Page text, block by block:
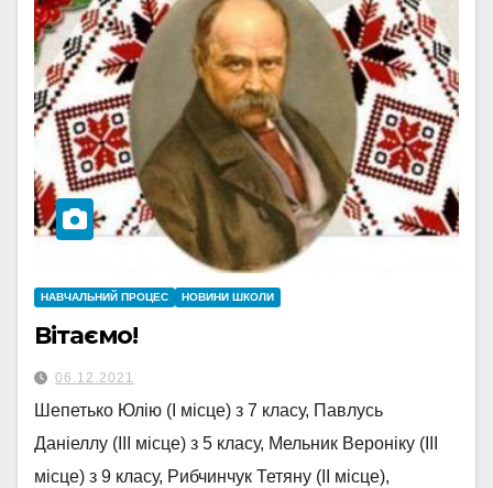
НАВЧАЛЬНИЙ ПРОЦЕС НОВИНИ ШКОЛИ
Вітаємо!
06.12.2021
Шепетько Юлію (І місце) з 7 класу, Павлусь
Даніеллу (ІІІ місце) з 5 класу, Мельник Вероніку (ІІІ
місце) з 9 класу, Рибчинчук Тетяну (ІІ місце),